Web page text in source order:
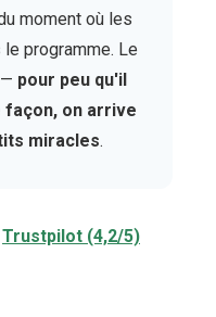
moment où les
programme. Le
pour peu qu'il
façon, on arrive
miracles.
Trustpilot (4,2/5)